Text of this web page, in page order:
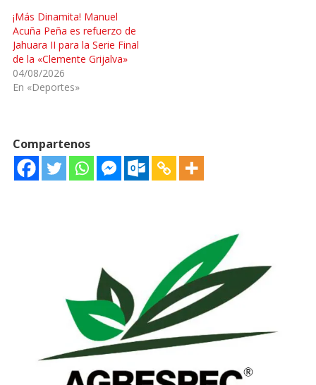
¡Más Dinamita! Manuel
Acuña Peña es refuerzo de
Jahuara II para la Serie Final
de la «Clemente Grijalva»
04/08/2026
En «Deportes»
Compartenos